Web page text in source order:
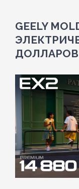
GEELY
ДОЛЛАРОВ
View
Larger
Image